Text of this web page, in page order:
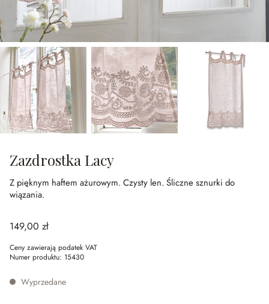
Zazdrostka Lacy
Z pięknym haftem ażurowym. Czysty len. Śliczne sznurki do
wiązania.
149,00 zł
Ceny zawierają podatek VAT
Numer produktu: 15430
Wyprzedane